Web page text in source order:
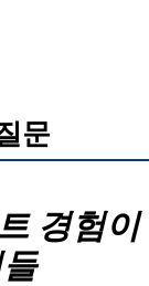
문
경험